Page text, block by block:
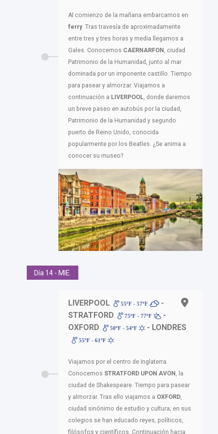
Al comienzo de la mañana embarcamos en
ferry. Tras travesía de aproximadamente
entre tres y tres horas y media llegamos a
Gales. Conocemos CAERNARFON , ciudad
Patrimonio de la Humanidad, junto al mar
dominada por un imponente castillo. Tiempo
para pasear y almorzar. Viajamos a
continuación a LIVERPOOL , donde daremos
un breve paseo en autobús por la ciudad,
Patrimonio de la Humanidad y segundo
puerto de Reino Unido, conocida
popularmente por los Beatles. ¿Se anima a
conocer su museo?
Día 14 - MIE.
LIVERPOOL 55ºF - 57ºF
-
STRATFORD
75ºF - 77ºF
-
OXFORD
50ºF - 54ºF - LONDRES
55ºF - 61ºF
Viajamos por el centro de Inglaterra.
Conocemos STRATFORD UPON AVON, la
ciudad de Shakespeare. Tiempo para pasear
y almorzar. Tras ello viajamos a OXFORD,
ciudad sinónimo de estudio y cultura; en sus
colegios se han educado reyes, políticos,
filósofos y científicos. Continuación hacia